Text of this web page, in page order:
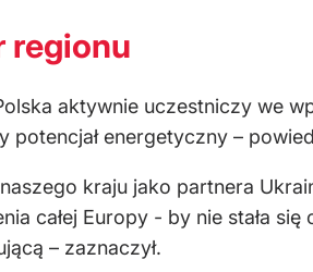
regionu
aktywnie uczestniczy we
potencjał energetyczny –
kraju jako partnera
całej Europy - by nie stała
– zaznaczył.